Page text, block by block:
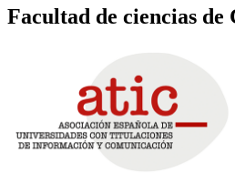
Facultad de ciencias de